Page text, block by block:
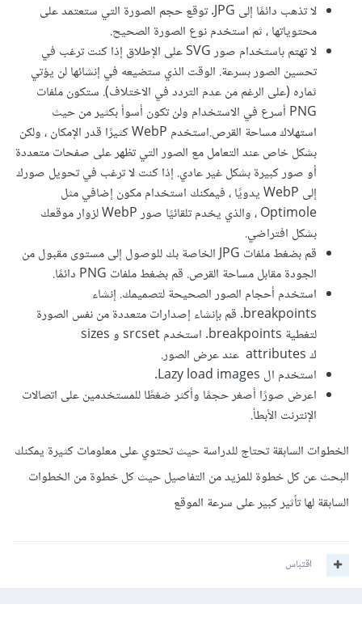
لا تذهب دائمًا إلى JPG. توقع حجم الصورة التي ستعتمد على
محتوياتها ، ثم استخدم نوع الصورة الصحيح.
لا تهتم باستخدام صور SVG على الإطلاق إذا كنت ترغب في
تحسين الصور بسرعة. الوقت الذي ستضيعه في إنشائها لن يؤتي
ثماره (على الرغم من عدم التردد في الاختلاف). ستكون ملفات
PNG أسرع في الاستخدام ولن تكون أسوأ بكثير من حيث
استهلاك مساحة القرص.استخدم WebP كثيرًا قدر الإمكان ، ولكن
بشكل خاص عند التعامل مع الصور التي تظهر على صفحات متعددة
أو صور كبيرة بشكل غير عادي. إذا كنت لا ترغب في تحويل صورك
إلى WebP يدويًا ، فيمكنك استخدام مكون إضافي مثل
Optimole ، والذي يخدم تلقائيًا صور WebP لزوار موقعك
بشكل افتراضي.
قم بضغط ملفات JPG الخاصة بك للوصول إلى مستوى مقبول من
الجودة مقابل مساحة القرص. قم بضغط ملفات PNG دائمًا.
استخدم أحجام الصور الصحيحة لتصميمك. إنشاء
breakpoints. قم بإنشاء إصدارات متعددة من نفس الصورة
لتغطية breakpoints. استخدم srcset و sizes
ك attributes عند عرض الصور.
استخدم ال Lazy load images.
اعرض صورًا أصغر حجمًا وأكثر ضغطًا للمستخدمين على اتصالات
الإنترنت الأبطأ.
الخطوات السابقة تحتاج للدراسة حيث تحتوي على معلومات كثيرة يمكنك
البحث عن كل خطوة للمزيد من التفاصيل حيث كل خطوة من الخطوات
السابقة لها تأثير كبير على سرعة الموقع
اقتباس